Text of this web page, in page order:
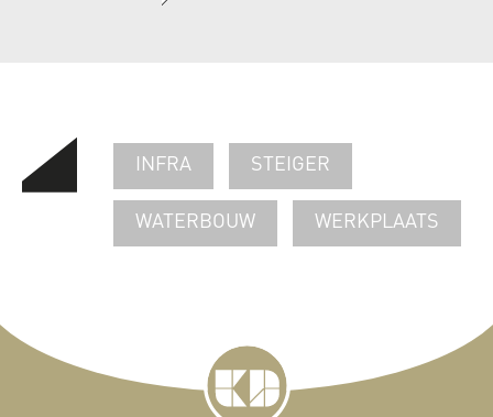
INFRA STEIGER
WATERBOUW WERKPLAATS